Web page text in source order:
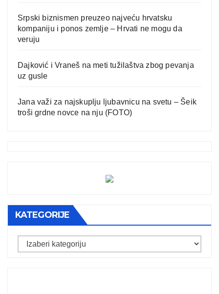
Srpski biznismen preuzeo najveću hrvatsku
kompaniju i ponos zemlje – Hrvati ne mogu da
veruju
Dajković i Vraneš na meti tužilaštva zbog pevanja
uz gusle
Jana važi za najskuplju ljubavnicu na svetu – Šeik
troši grdne novce na nju (FOTO)
KATEGORIJE
Kategorije